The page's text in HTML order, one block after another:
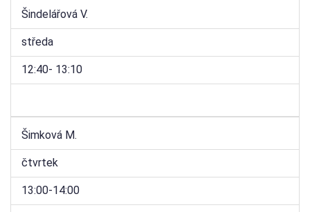
Šindelářová V.
středa
12:40- 13:10
Šimková M.
čtvrtek
13:00-14:00